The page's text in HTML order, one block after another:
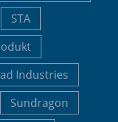
STA
Industries
Sundragon